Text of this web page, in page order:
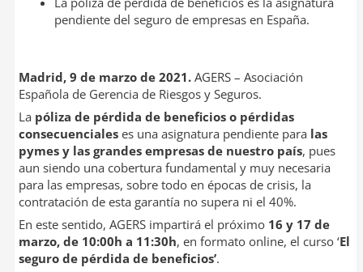
n
i
pendiente del seguro de empresas en España.
Madrid, 9 de marzo de 2021.AGERS – Asociación
Española de Gerencia de Riesgos y Seguros.
La póliza de pérdida de beneficios o pérdidas
consecuencialeses una asignatura pendiente para las
pymes y las grandes empresas de nuestro país, pues
aun siendo una cobertura fundamental y muy necesaria
para las empresas, sobre todo en épocas de crisis, la
contratación de esta garantía no supera ni el 40%.
En este sentido, AGERS impartirá el próximo 16 y 17 de
marzo, de 10:00h a 11:30h, en formato online, el curso ‘El
seguro de pérdida de beneficios’.